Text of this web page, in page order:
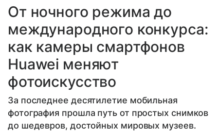
От ночного режима до
международного конкурса:
как камеры смартфонов
Huawei меняют
фотоискусство
За последнее десятилетие мобильная
фотография прошла путь от простых снимков
до шедевров, достойных мировых музеев.